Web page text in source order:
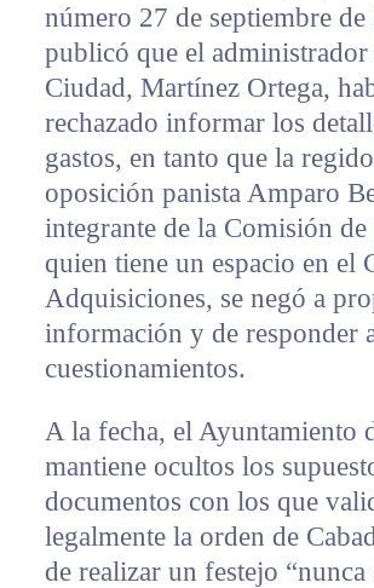
número 27 de septiembre de
publicó que el administrador
Ciudad, Martínez Ortega,
rechazado informar los
gastos, en tanto que la
oposición panista Amparo
integrante de la Comisión de
quien tiene un espacio en el
Adquisiciones, se negó a
información y de responder
cuestionamientos.
A la fecha, el Ayuntamiento
mantiene ocultos los
documentos con los que
legalmente la orden de
de realizar un festejo “nunca